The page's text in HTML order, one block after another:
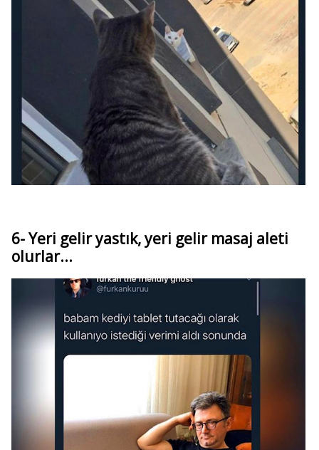
6- Yeri gelir yastık, yeri gelir masaj aleti
olurlar...